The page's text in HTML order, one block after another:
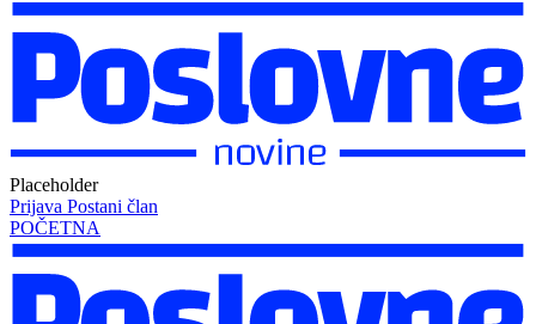
Placeholder
Prijava Postani član
POČETNA